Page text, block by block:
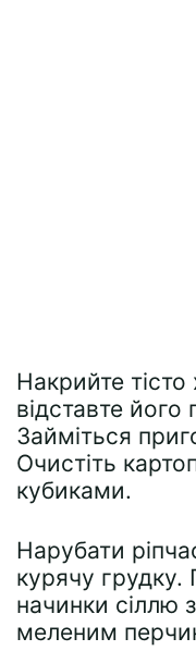
Накрийте
відставте
Займіться
Очистіть
кубиками.
Нарубати
курячу грудку.
начинки сіллю
меленим